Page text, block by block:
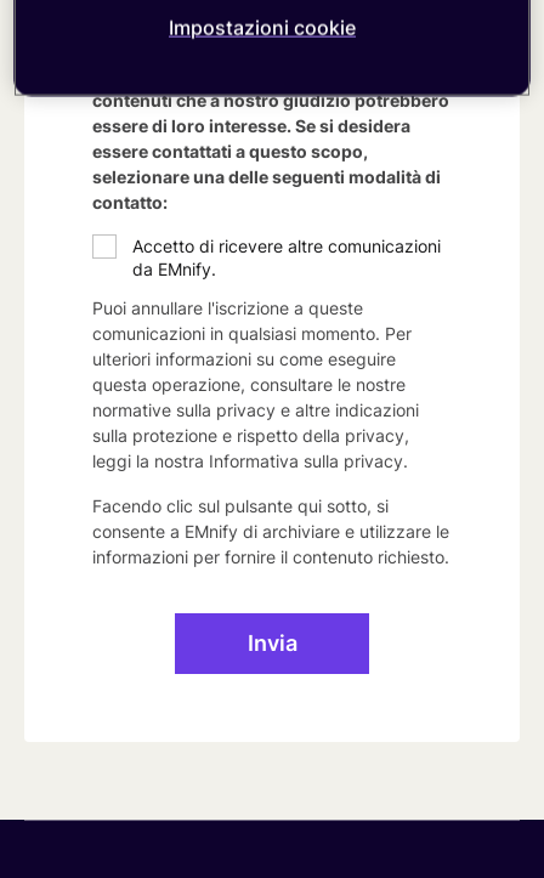
e fornire i prodotti e servizi richiesti. Gli
contenuti che a nostro giudizio potrebbero
essere di loro interesse. Se si desidera
essere contattati a questo scopo,
selezionare una delle seguenti modalità di
contatto:
Accetto di ricevere altre comunicazioni
da EMnify.
Puoi annullare l'iscrizione a queste
comunicazioni in qualsiasi momento. Per
ulteriori informazioni su come eseguire
questa operazione, consultare le nostre
normative sulla privacy e altre indicazioni
sulla protezione e rispetto della privacy,
leggi la nostra Informativa sulla privacy.
Facendo clic sul pulsante qui sotto, si
consente a EMnify di archiviare e utilizzare le
informazioni per fornire il contenuto richiesto.
Impostazioni cookie